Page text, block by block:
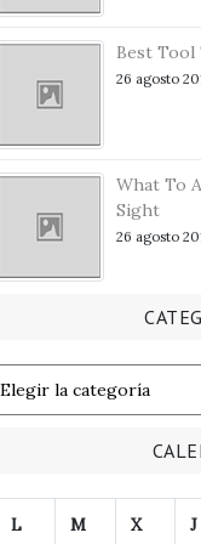
Best Tool
26 agosto
What To
Sight
26 agosto
L M X J